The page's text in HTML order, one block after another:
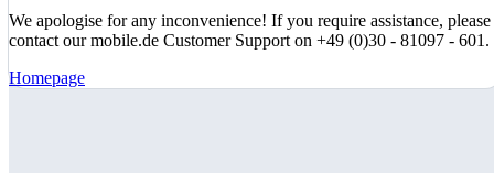
We apologise for any inconvenience! If you require assistance, please
contact our mobile.de Customer Support on +49 (0)30 - 81097 - 601.
Homepage